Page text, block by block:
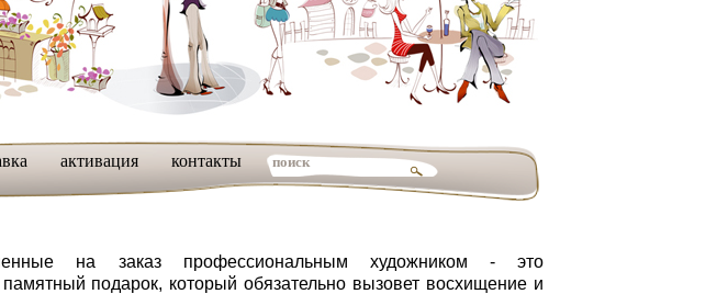
активация контакты
на заказ профессиональным художником - это
памятный подарок, которыйобязательно вызовет восхищение и